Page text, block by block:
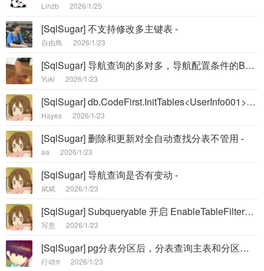
Linzb 2026/1/25
[SqlSugar] 不支持修改多主键表 -
自由鳥 2026/1/23
[SqlSugar] 导航查询的多对多，导航配置条件的BUG -
Yuki 2026/1/23
[SqlSugar] db.CodeFirst.InitTables<UserInfo001>(); 失败 -
Hayes 2026/1/23
[SqlSugar] 删除和更新对全自动查找分表不管用 -
aa 2026/1/23
[SqlSugar] 导航查询是否有变动 -
斌斌 2026/1/23
[SqlSugar] Subqueryable 开启 EnableTableFilter，Filter 存在 Subqueryable 时报错 -
写意 2026/1/23
[SqlSugar] pg分表分区后，分表查询主表和分区表都带上了 -
行动π 2026/1/23